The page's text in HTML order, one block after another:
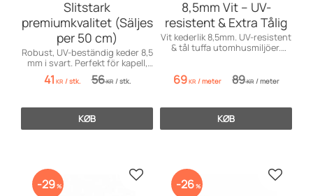
Slitstark
premiumkvalitet (Säljes
per 50 cm)
Robust, UV-beständig keder 8,5
mm i svart. Perfekt för kapell,
tält och markiser! Levereras i
obruten längd.
41 KR /stk. 56KR /stk.
KØB
8,5mm Vit – UV-
resistent & Extra Tålig
Vit kederlik 8,5mm. UV-resistent
& tål tuffa utomhusmiljöer.
69KR /meter 89KR /meter
KØB
29% Gem som favorit
26% Gem